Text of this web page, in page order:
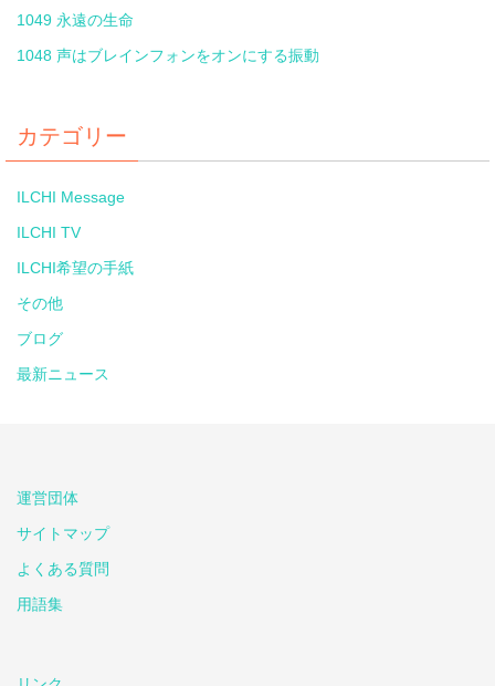
1049 永遠の生命
1048 声はブレインフォンをオンにする振動
カテゴリー
ILCHI Message
ILCHI TV
ILCHI希望の手紙
その他
ブログ
最新ニュース
運営団体
サイトマップ
よくある質問
用語集